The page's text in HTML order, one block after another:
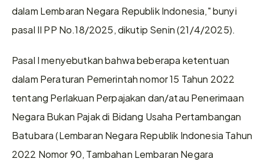
dalam Lembaran Negara Republik Indonesia," bunyi
pasal II PP No.18/2025, dikutip Senin (21/4/2025).
Pasal I menyebutkan bahwa beberapa ketentuan
dalam Peraturan Pemerintah nomor 15 Tahun 2022
tentang Perlakuan Perpajakan dan/atau Penerimaan
Negara Bukan Pajak di Bidang Usaha Pertambangan
Batubara (Lembaran Negara Republik Indonesia Tahun
2022 Nomor 90, Tambahan Lembaran Negara